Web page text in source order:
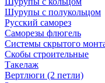
Шурупы с полукольцом
Русский саморез
Саморезы флюгель
Системы скрытого
Скобы строительные
Такелаж
Вертлюги (2 петли)